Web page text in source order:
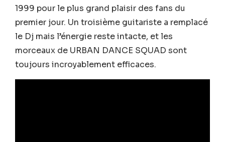
1999 pour le plus grand plaisir des fans du
premier jour. Un troisième guitariste a remplacé
le Dj mais l’énergie reste intacte, et les
morceaux de URBAN DANCE SQUAD sont
toujours incroyablement efficaces.